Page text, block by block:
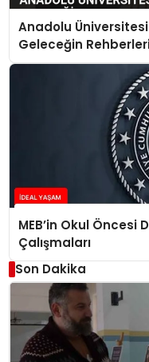
Anadolu
Geleceğin
MEB’in Okul Öncesi
Çalışmaları
Son Dakika